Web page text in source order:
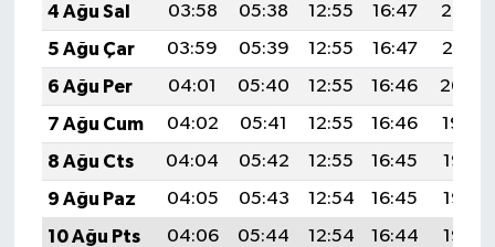
4 Ağu Sal
03:58 05:38 12:55 16:47
20:02
5 Ağu Çar
03:59 05:39 12:55 16:47
20:01
6 Ağu Per
04:01 05:40 12:55 16:46
20:00
7 Ağu Cum
04:02 05:41 12:55 16:46
19:59
8 Ağu Cts
04:04 05:42 12:55 16:45
19:58
9 Ağu Paz
04:05 05:43 12:54 16:45
19:56
10 Ağu Pts
04:06 05:44 12:54 16:44
19:55